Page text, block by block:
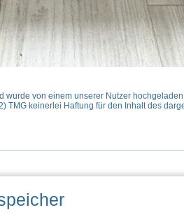
wurde von einem unserer Nutzer
TMG keinerlei Haftung für den Inhalt des